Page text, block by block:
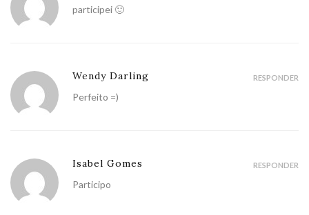
participei 🙂
Wendy Darling
Perfeito =)
RESPONDER
Isabel Gomes
Participo
RESPONDER